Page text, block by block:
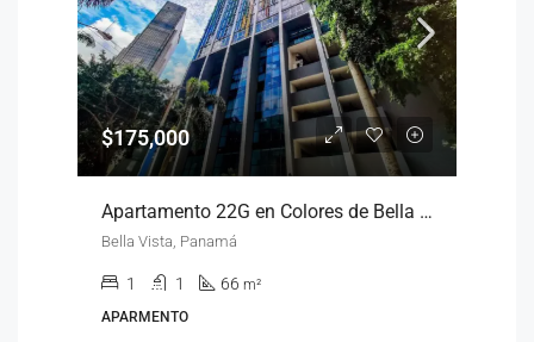
$175,000
Apartamento 22G en Colores de Bella Vista
Bella Vista, Panamá
1 1 66 m²
APARMENTO